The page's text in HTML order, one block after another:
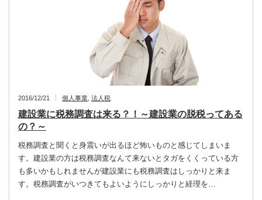
2016/12/21 個人事業 法人税
建設業に税務調査は来る？！～建設業の脱税ってある
の？～
税務調査と聞くと身震いが出るほど怖いものと感じてしまいま
す。建設業の方は税務調査なんて来ないとタガをくくっている方
も多いかもしれませんが建設業にも税務調査はしっかりと来ま
す。税務調査がいつきてもよいようにしっかりと経理を…